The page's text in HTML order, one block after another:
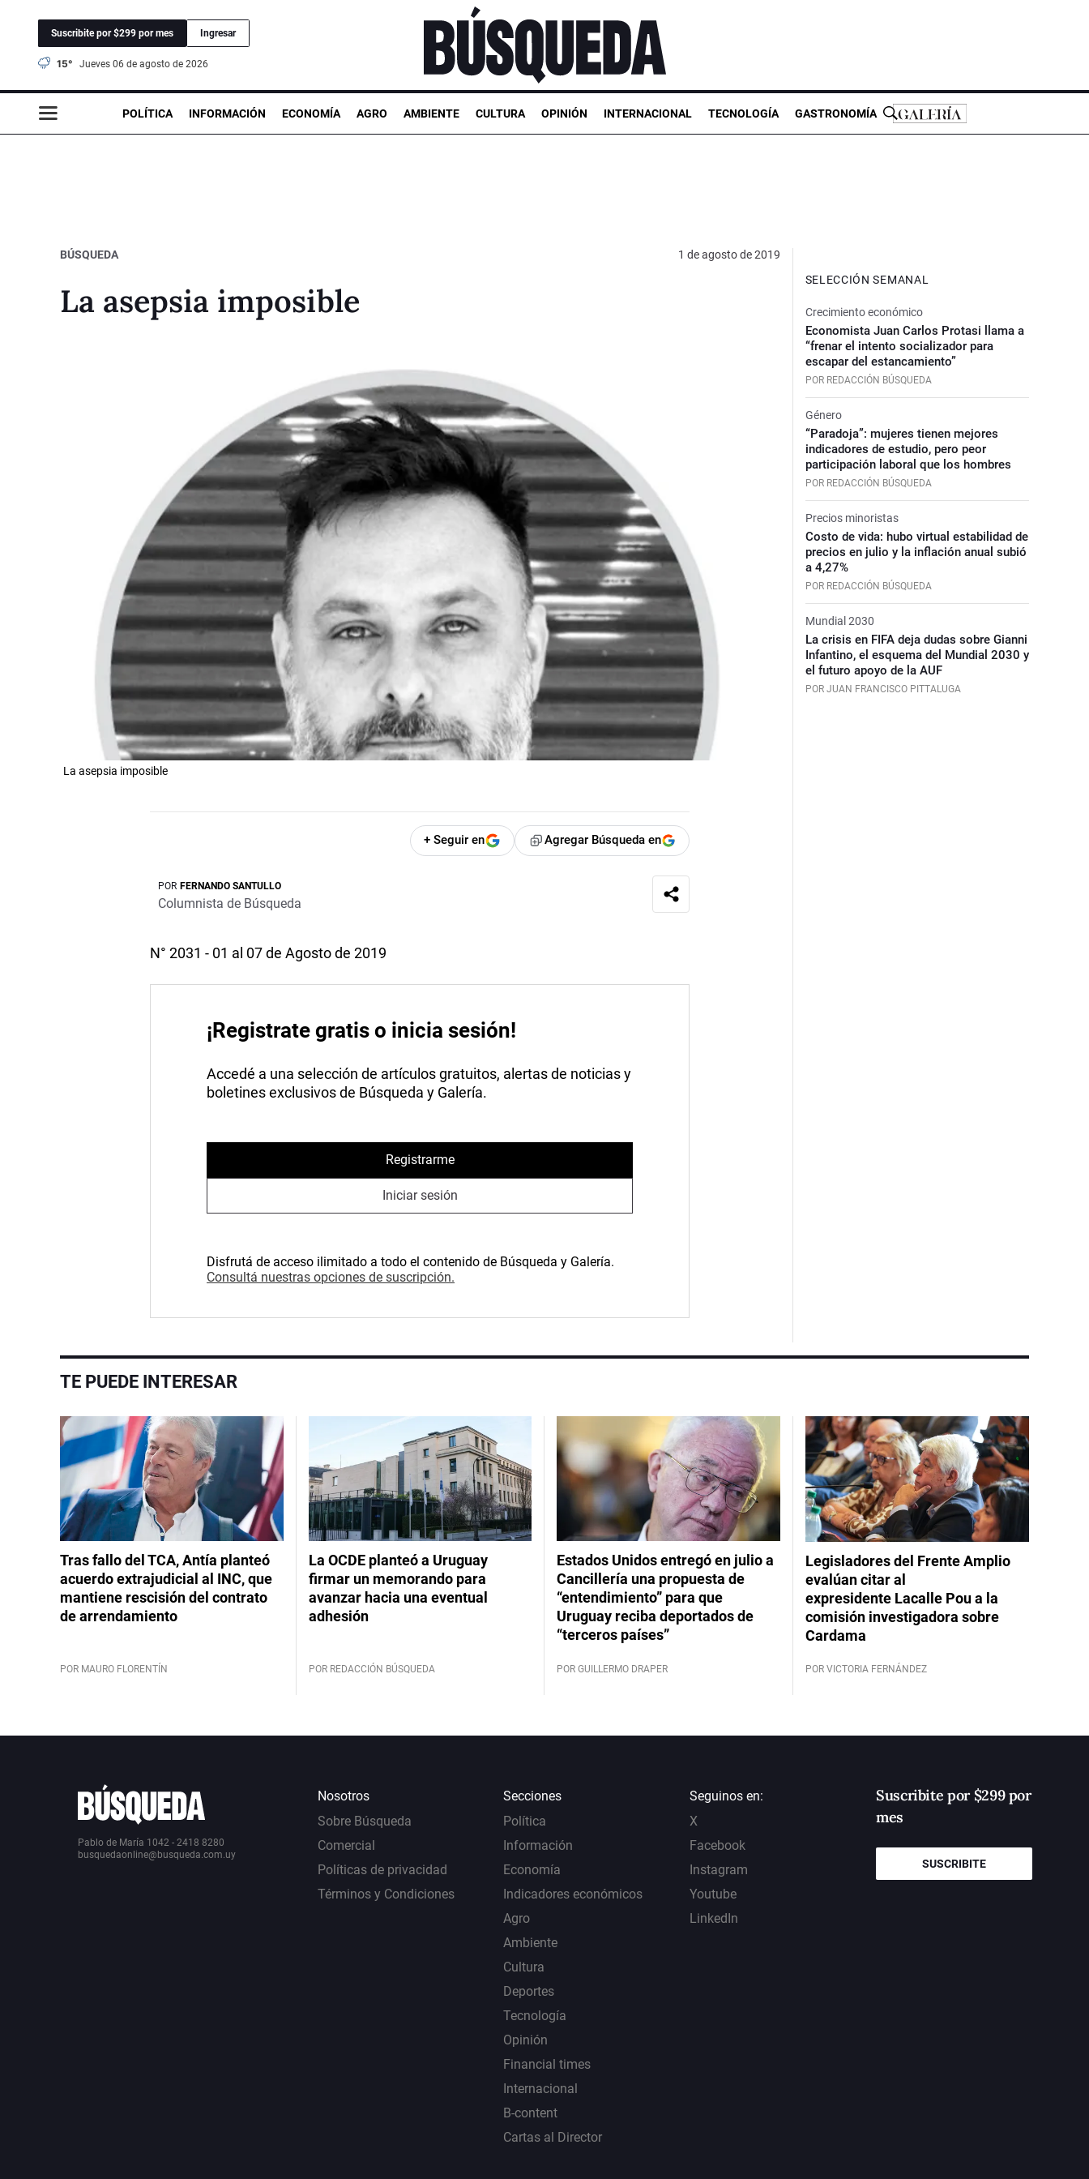
Suscribite por $299 por mes Ingresar
15° jueves 06 de agosto de 2026
POLÍTICA INFORMACIÓN ECONOMÍA AGRO AMBIENTE CULTURA OPINIÓN INTERNACIONAL TECNOLOGÍA GASTRONOMÍA
BÚSQUEDA 1 de agosto de 2019
La asepsia imposible
La asepsia imposible
+ Seguir en Agregar Búsqueda en
POR FERNANDO SANTULLO
Columnista de Búsqueda
N° 2031 - 01 al 07 de Agosto de 2019
¡Registrate gratis o inicia sesión!
Accedé a una selección de artículos gratuitos, alertas de noticias y
boletines exclusivos de Búsqueda y Galería.
Registrarme
Iniciar sesión
Disfrutá de acceso ilimitado a todo el contenido de Búsqueda y Galería.
Consultá nuestras opciones de suscripción.
SELECCIÓN SEMANAL
Crecimiento económico
Economista Juan Carlos Protasi llama a
“frenar el intento socializador para
escapar del estancamiento”
POR REDACCIÓN BÚSQUEDA
Género
“Paradoja”: mujeres tienen mejores
indicadores de estudio, pero peor
participación laboral que los hombres
POR REDACCIÓN BÚSQUEDA
Precios minoristas
Costo de vida: hubo virtual estabilidad de
precios en julio y la inflación anual subió
a 4,27%
POR REDACCIÓN BÚSQUEDA
Mundial 2030
La crisis en FIFA deja dudas sobre Gianni
Infantino, el esquema del Mundial 2030 y
el futuro apoyo de la AUF
POR JUAN FRANCISCO PITTALUGA
TE PUEDE INTERESAR
Tras fallo del TCA, Antía planteó
acuerdo extrajudicial al INC, que
mantiene rescisión del contrato
de arrendamiento
POR MAURO FLORENTÍN
La OCDE planteó a Uruguay
firmar un memorando para
avanzar hacia una eventual
adhesión
POR REDACCIÓN BÚSQUEDA
Estados Unidos entregó en julio a
Cancillería una propuesta de
“entendimiento” para que
Uruguay reciba deportados de
“terceros países”
POR GUILLERMO DRAPER
Legisladores del Frente Amplio
evalúan citar al
expresidente Lacalle Pou a la
comisión investigadora sobre
Cardama
POR VICTORIA FERNÁNDEZ
Pablo de María 1042 - 2418 8280
busquedaonline@busqueda.com.uy
Nosotros
Sobre Búsqueda
Comercial
Políticas de privacidad
Términos y Condiciones
Secciones
Política
Información
Economía
Indicadores económicos
Agro
Ambiente
Cultura
Deportes
Tecnología
Opinión
Financial times
Internacional
B-content
Cartas al Director
Seguinos en:
X
Facebook
Instagram
Youtube
LinkedIn
Suscribite por $299 por
mes
SUSCRIBITE